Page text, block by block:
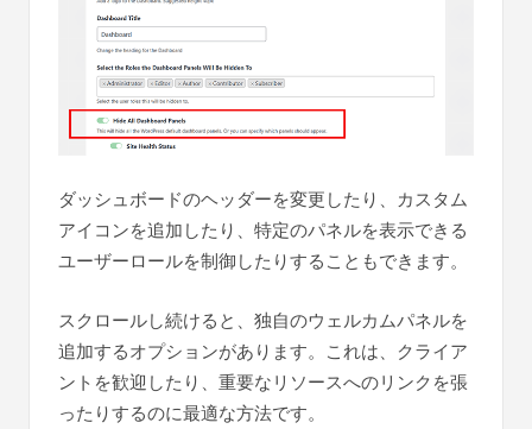
ダッシュボードのヘッダーを変更したり、カスタム
アイコンを追加したり、特定のパネルを表示できる
ユーザーロールを制御したりすることもできます。
スクロールし続けると、独自のウェルカムパネルを
追加するオプションがあります。これは、クライア
ントを歓迎したり、重要なリソースへのリンクを張
ったりするのに最適な方法です。